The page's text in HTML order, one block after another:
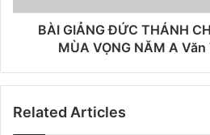
BÀI GIẢNG ĐỨC THÁNH
MÙA VỌNG NĂM A
Related Articles